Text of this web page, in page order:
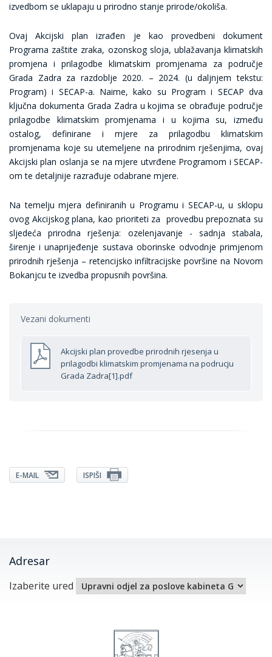
izvedbom se uklapaju u prirodno stanje prirode/okoliša.
Ovaj Akcijski plan izrađen je kao provedbeni dokument
Programa zaštite zraka, ozonskog sloja, ublažavanja klimatskih
promjena i prilagodbe klimatskim promjenama za područje
Grada Zadra za razdoblje 2020. – 2024. (u daljnjem tekstu:
Program) i SECAP-a. Naime, kako su Program i SECAP dva
ključna dokumenta Grada Zadra u kojima se obrađuje područje
prilagodbe klimatskim promjenama i u kojima su, između
ostalog, definirane i mjere za prilagodbu klimatskim
promjenama koje su utemeljene na prirodnim rješenjima, ovaj
Akcijski plan oslanja se na mjere utvrđene Programom i SECAP-
om te detaljnije razrađuje odabrane mjere.
Na temelju mjera definiranih u Programu i SECAP-u, u sklopu
ovog Akcijskog plana, kao prioriteti za provedbu prepoznata su
sljedeća prirodna rješenja: ozelenjavanje - sadnja stabala,
širenje i unaprijeđenje sustava oborinske odvodnje primjenom
prirodnih rješenja – retencijsko infiltracijske površine na Novom
Bokanjcu te izvedba propusnih površina.
Vezani dokumenti
Akcijski plan provedbe prirodnih rjesenja u
prilagodbi klimatskim promjenama na podrucju
Grada Zadra[1].pdf
E-MAIL ISPIŠI
Adresar
Izaberite ured